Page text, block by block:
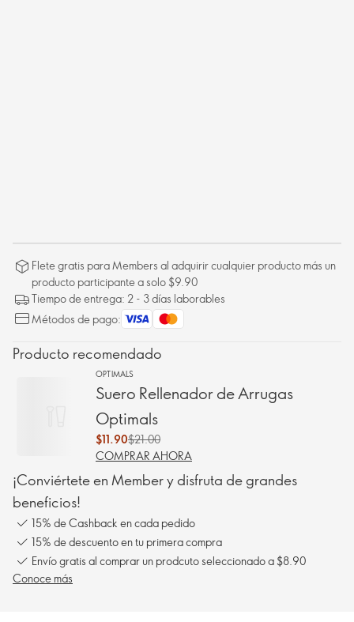
Flete gratis para Members al adquirir cualquier producto más un
producto participante a solo $9.90
Tiempo de entrega: 2 - 3 días laborables
Métodos de pago:
Producto recomendado
OPTIMALS
Suero Rellenador de Arrugas
Optimals
$11.90$21.00
COMPRAR AHORA
¡Conviértete en Member y disfruta de grandes
beneficios!
15% de Cashback en cada pedido
15% de descuento en tu primera compra
Envío gratis al comprar un prodcuto seleccionado a $8.90
Conoce más